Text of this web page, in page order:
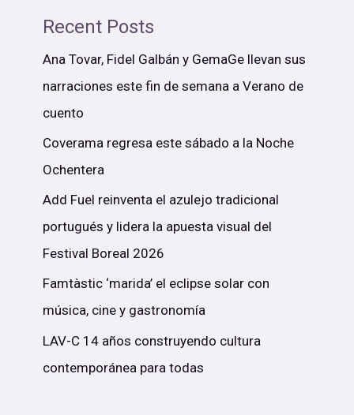
Recent Posts
Ana Tovar, Fidel Galbán y GemaGe llevan sus
narraciones este fin de semana a Verano de
cuento
Coverama regresa este sábado a la Noche
Ochentera
Add Fuel reinventa el azulejo tradicional
portugués y lidera la apuesta visual del
Festival Boreal 2026
Famtàstic ‘marida’ el eclipse solar con
música, cine y gastronomía
LAV-C 14 años construyendo cultura
contemporánea para todas